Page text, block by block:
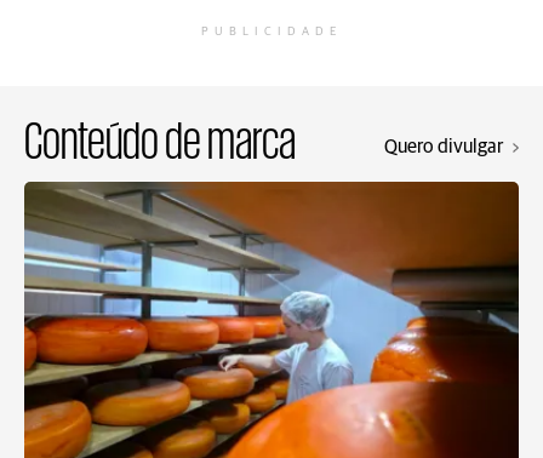
PUBLICIDADE
Conteúdo de marca Quero divulgar